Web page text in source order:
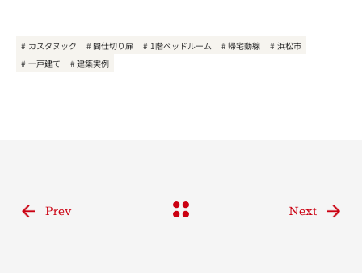
カスタヌック 間仕切り扉 1階ベッドルーム 帰宅動線
浜松市
一戸建て
建築実例
Prev Next